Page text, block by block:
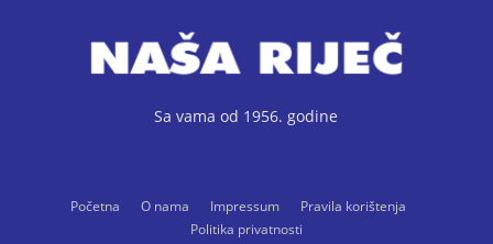
Sa vama od 1956. godine
Početna O nama Impressum
Pravila korištenja
Politika privatnosti